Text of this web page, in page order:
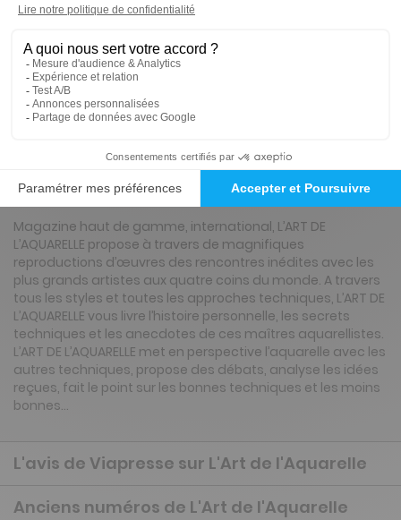
33€92
Tarif France métropolitaine
Renouvellement à date d’anniversaire
Présentation du magazine L'Art de
Magazine haut de gamme, international, L’ART DE
L’AQUARELLE propose à travers de magnifiques
reproductions d’œuvres des rencontres inédites avec les
plus grands artistes aux quatre coins du monde. A travers
tous les styles et toutes les approches techniques, L’ART DE
L’AQUARELLE vous livre l’histoire personnelle, les secrets
techniques et les anecdotes de ces maîtres aquarellistes.
L’ART DE L’AQUARELLE met en perspective l’aquarelle avec les
autres techniques, propose des débats, analyse les idées
reçues, fait le point sur les bonnes techniques et les moins
bonnes…
L'avis de Viapresse sur L'Art de l'Aquarelle
Anciens numéros de L'Art de l'Aquarelle